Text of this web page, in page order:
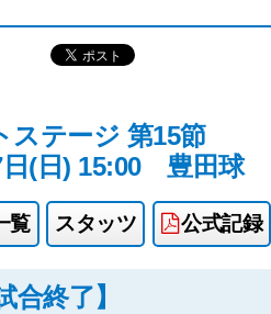
ステージ 第15節
(日) 15:00
豊田球
覧 スタッツ 公式記録
合終了】